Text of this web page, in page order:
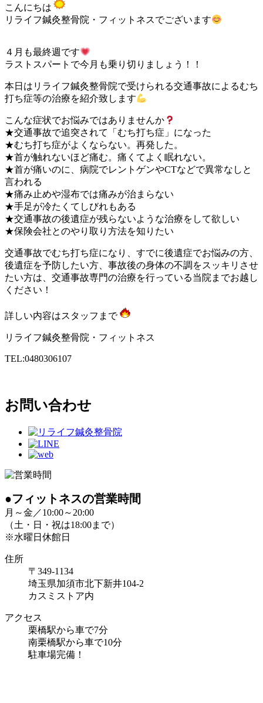
こんにちは
リライフ鍼灸整骨院・フィットネスでございます
４月も最終週です
ラストスパートで今月も乗り切りましょう！！
本日はリライフ鍼灸整骨院で受けられる交通事故によるむち
打ち症等の治療を紹介致します
こんな症状でお悩みではありませんか
★交通事故で追突されて「むち打ち症」になった
★むち打ち症がよくならない。再発した。
★首が触れないほど痛む。痛くてよく眠れない。
★首が痛いのに、病院でレントゲンやCTなどで異常なしと
言われる
★痛み止めや湿布では痛みが治まらない
★手足が冷たくてしびれもある
★交通事故の後遺症が残らないような治療をして欲しい
★保険会社とのやり取り方法を知りたい
交通事故でむち打ち症になり、すでに後遺症でお悩みの方、
後遺症を予防したい方、事故後の身体の不調をスッキリさせ
たい方は、交通事故専門の治療を行っている当院までお越し
ください！
詳しい内容はスタッフまで
リライフ鍼灸整骨院・フィットネス
TEL:0480306107
お問い合わせ
●フィットネスの営業時間
月～金／10:00～20:00
（土・日・祝は18:00まで）
※水曜日休館日
住所
〒349-1134
埼玉県加須市北下新井104-2
カスミストア内
アクセス
栗橋駅から車で7分
南栗橋駅から車で10分
駐車場完備！